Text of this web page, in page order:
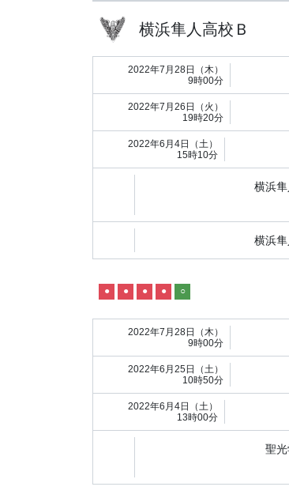
横浜隼人高校Ｂ
2022年7月28日（木）
9時00分
2022年7月26日（火）
19時20分
2022年6月4日（土）
15時10分
横浜隼
横浜隼
● ● ● ● ○
2022年7月28日（木）
9時00分
2022年6月25日（土）
10時50分
2022年6月4日（土）
13時00分
聖